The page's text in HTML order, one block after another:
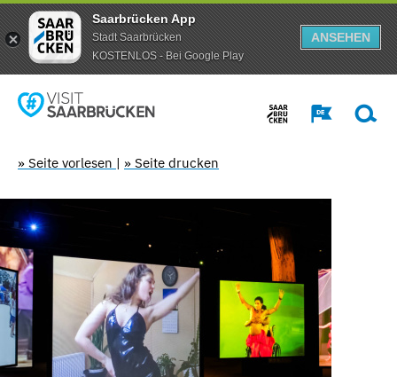
Saarbrücken App
Stadt Saarbrücken
KOSTENLOS - Bei Google Play
ANSEHEN
» Seite vorlesen | » Seite drucken